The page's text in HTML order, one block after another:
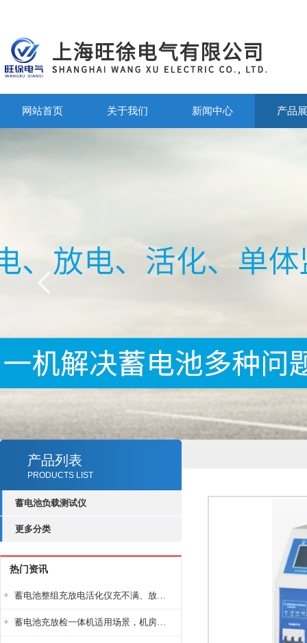
网站首页 关于我们 新闻中心 产品
产品列表
PRODUCTS LIST
蓄电池负载测试仪
更多分类
热门资讯
蓄电池整组充放电活化仪充不满、放不完怎么办？
蓄电池充放检一体机适用场景，机房基站变电站铅酸蓄电池维护检测应用